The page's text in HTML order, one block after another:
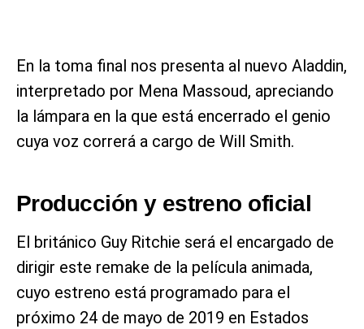
En la toma final nos presenta al nuevo Aladdin,
interpretado por Mena Massoud, apreciando
la lámpara en la que está encerrado el genio
cuya voz correrá a cargo de Will Smith.
Producción y estreno oficial
El británico Guy Ritchie será el encargado de
dirigir este remake de la película animada,
cuyo estreno está programado para el
próximo 24 de mayo de 2019 en Estados